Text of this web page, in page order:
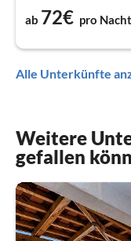
ab 72€ pro Nacht
Alle Unterkünfte
Weitere
gefallen